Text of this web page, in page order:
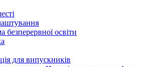
безперервної освіти
для випускників